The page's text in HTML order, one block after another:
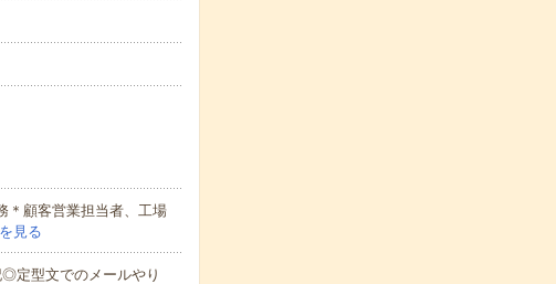
＊顧客営業担当者、工場
見る
定型文でのメールやり